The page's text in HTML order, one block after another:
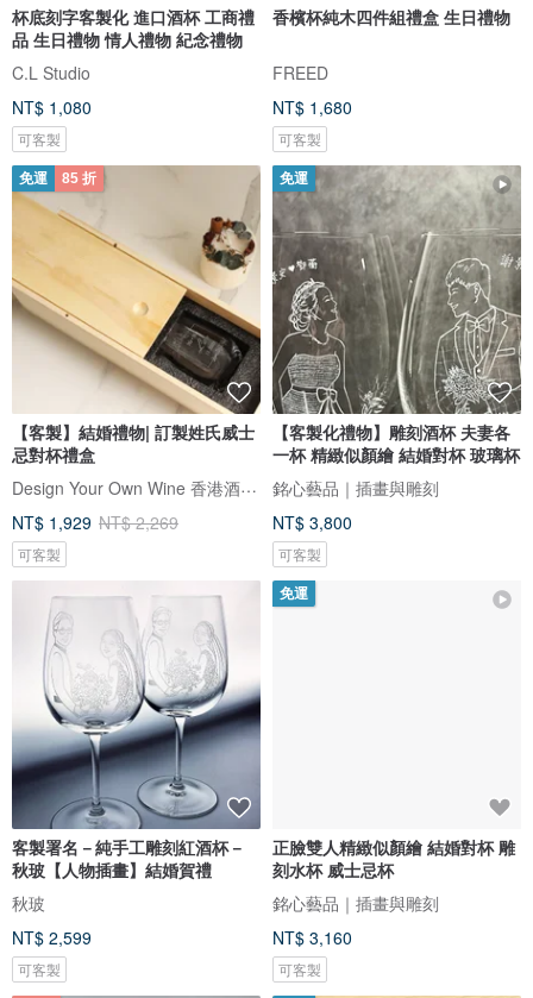
杯底刻字客製化 進口酒杯 工商禮
品 生日禮物 情人禮物 紀念禮物
C.L Studio
NT$ 1,080
可客製
香檳杯純木四件組禮盒 生日禮物
FREED
NT$ 1,680
可客製
免運 85 折
【客製】結婚禮物| 訂製姓氏威士
忌對杯禮盒
Design Your Own Wine 香港酒瓶雕刻禮品專門店
NT$ 1,929 NT$ 2,269
可客製
免運
【客製化禮物】雕刻酒杯 夫妻各
一杯 精緻似顏繪 結婚對杯 玻璃杯
銘心藝品｜插畫與雕刻
NT$ 3,800
可客製
客製署名－純手工雕刻紅酒杯－
秋玻【人物插畫】結婚賀禮
秋玻
NT$ 2,599
可客製
免運
正臉雙人精緻似顏繪 結婚對杯 雕
刻水杯 威士忌杯
銘心藝品｜插畫與雕刻
NT$ 3,160
可客製